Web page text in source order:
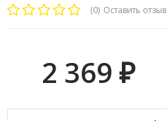
(0) Оставить отзыв
2 369 ₽